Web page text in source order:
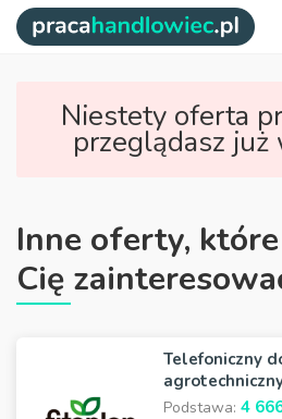
Niestety oferta
przeglądasz już
Inne oferty,
Cię
Telefoniczny
Podstawa: 4